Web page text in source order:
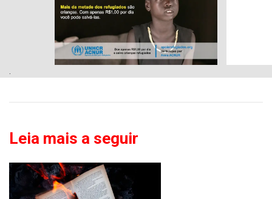
Leia mais a seguir